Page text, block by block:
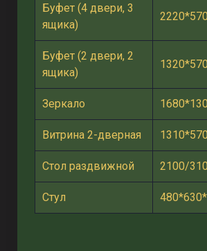
Буфет (4 двери, 3
ящика)
Буфет (2 двери, 2
ящика)
Зеркало
Витрина 2-дверная
Стол раздвижной 2100/
Стул